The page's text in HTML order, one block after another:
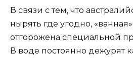
В связи с тем, что
нырять где угодно,
отгорожена специальной
В воде постоянно дежурят